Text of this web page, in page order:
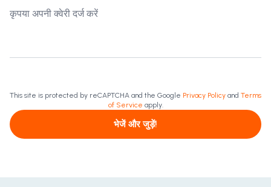
This site is protected by reCAPTCHA and the Google Privacy Policy and Terms
of Service apply.
भेजें और जुड़ें!